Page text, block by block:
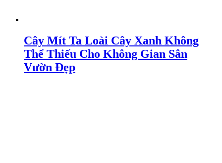
Cây Mít Ta Loài Cây Xanh Không
Thể Thiếu Cho Không Gian Sân
Vườn Đẹp